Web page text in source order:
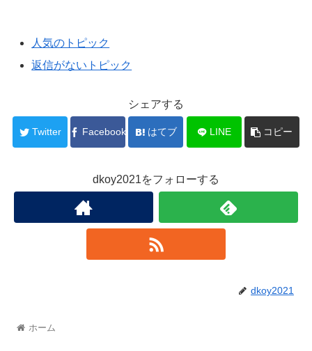
人気のトピック
返信がないトピック
シェアする
Twitter Facebook はてブ LINE コピー
dkoy2021をフォローする
dkoy2021
ホーム